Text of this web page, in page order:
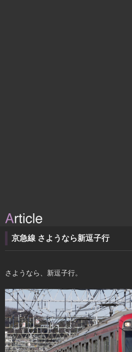
京急線 さようなら新逗子行
さようなら、新逗子行。